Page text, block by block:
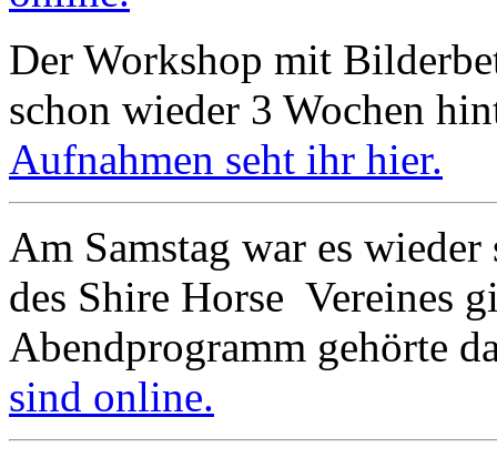
Der Workshop mit
schon wieder 3 Wochen
Aufnahmen seht ihr hier.
Am Samstag war es
des Shire Horse Vereines
Abendprogramm gehörte
sind online.